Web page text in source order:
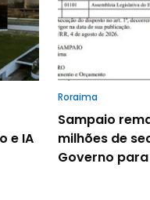
e IA
Roraima
Sampaio
milhões de
Governo